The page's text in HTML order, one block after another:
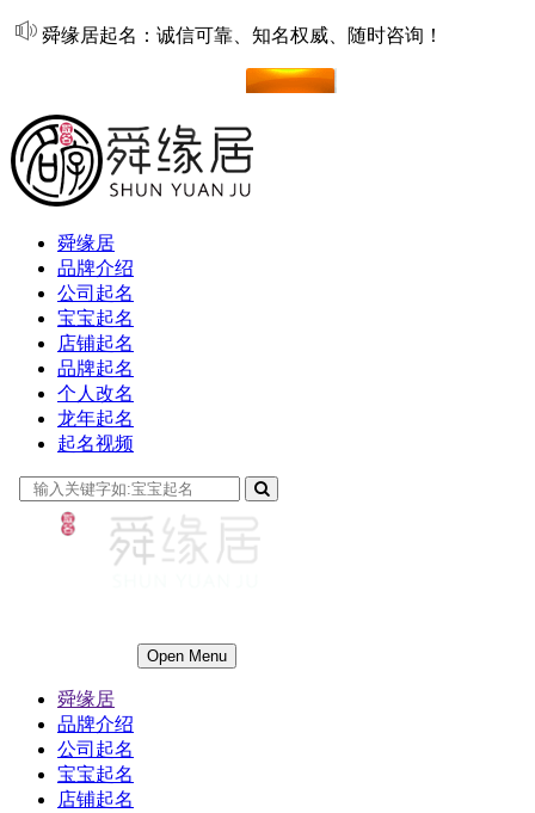
舜缘居起名：诚信可靠、知名权威、随时咨询！
舜缘居
品牌介绍
公司起名
宝宝起名
店铺起名
品牌起名
个人改名
龙年起名
起名视频
Open Menu
舜缘居
品牌介绍
公司起名
宝宝起名
店铺起名